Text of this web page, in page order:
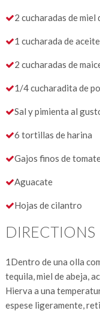
2 cucharadas de miel
1 cucharada de
2 cucharadas de
1/4 cucharadita de
Sal y pimienta al
6 tortillas de harina
Gajos finos de
Aguacate
Hojas de cilantro
DIRECTIONS
1Dentro de una olla
tequila, miel de abeja,
Hierva a una
espese ligeramente,